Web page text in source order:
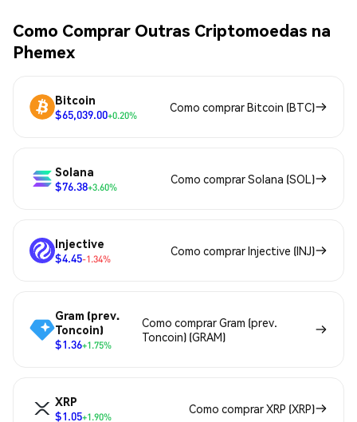
Como Comprar Outras Criptomoedas na
Phemex
Bitcoin
$65,039.00+0.20%
Como comprar Bitcoin (BTC)
Solana
$76.38+3.60%
Como comprar Solana (SOL)
Injective
$4.45-1.34%
Como comprar Injective (INJ)
Gram (prev.
Toncoin)
$1.36+1.75%
Como comprar Gram (prev.
Toncoin) (GRAM)
XRP
$1.05+1.90%
Como comprar XRP (XRP)